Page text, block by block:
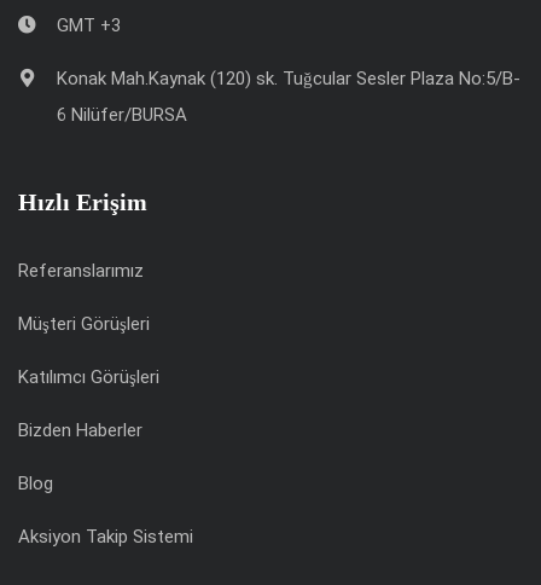
GMT +3
Konak Mah.Kaynak (120) sk. Tuğcular Sesler Plaza No:5/B-
6 Nilüfer/BURSA
Hızlı Erişim
Referanslarımız
Müşteri Görüşleri
Katılımcı Görüşleri
Bizden Haberler
Blog
Aksiyon Takip Sistemi